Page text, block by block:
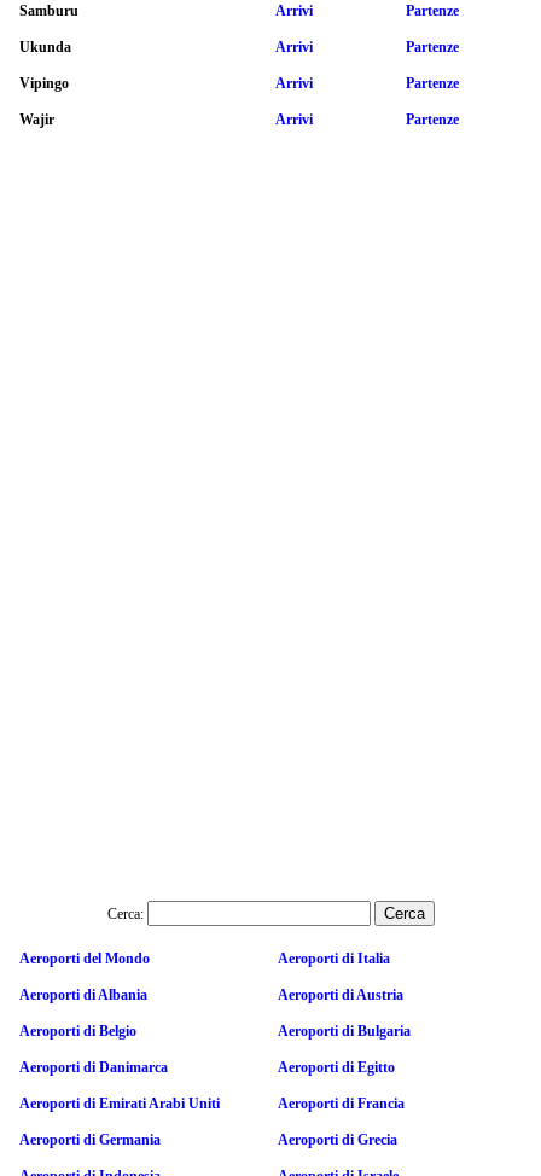
Samburu Arrivi Partenze
Ukunda Arrivi Partenze
Vipingo Arrivi Partenze
Wajir Arrivi Partenze
Cerca:
Aeroporti del Mondo Aeroporti di Italia
Aeroporti di Albania Aeroporti di Austria
Aeroporti di Belgio Aeroporti di Bulgaria
Aeroporti di Danimarca Aeroporti di Egitto
Aeroporti di Emirati Arabi Uniti Aeroporti di Francia
Aeroporti di Germania Aeroporti di Grecia